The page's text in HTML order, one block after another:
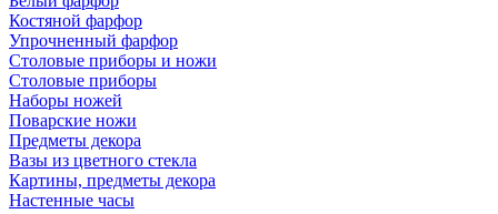
Костяной фарфор
Упрочненный фарфор
Столовые приборы и ножи
Столовые приборы
Наборы ножей
Поварские ножи
Предметы декора
Вазы из цветного стекла
Картины, предметы декора
Настенные часы